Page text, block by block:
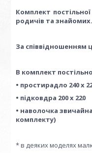
Комплект
родичів та знайомих.
За співвідношенням
В комплект
• простирадло 240 х
• підковдра 200 х 220
• наволочка
комплекту)
* в деяких моделях